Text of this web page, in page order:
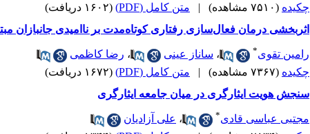
چکیده (۷۵۱۰ مشاهده) | متن کامل (PDF)
(۱۶۰۲ دریافت)
اثربخشی درمان فعال‌سازی رفتاری کوتاه‌مدت بر ناامیدی جانبازان
رامین تقوی* ، ساناز عینی ، رضا کاظمی
چکیده (۷۳۶۷ مشاهده) | متن کامل (PDF)
(۱۶۷۲ دریافت)
سنجش هویت ایثارگری در میان جامعه ایثارگری
مجتبی عباسی قادی* ، علی آزادیان